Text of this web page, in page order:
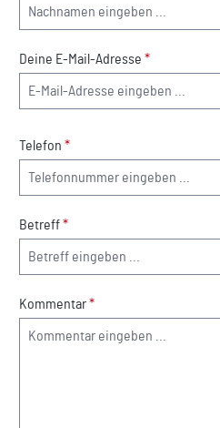
Deine E-Mail-Adresse *
Telefon *
Betreff*
Kommentar*